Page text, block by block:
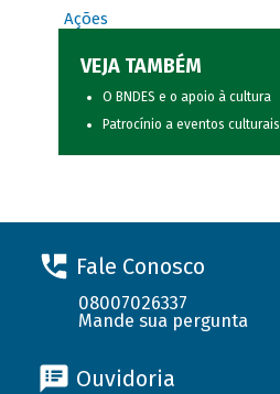
Ações
VEJA TAMBÉM
O BNDES e o apoio à cultura
Patrocínio a eventos culturais
Fale Conosco
08007026337
Mande sua pergunta
Ouvidoria